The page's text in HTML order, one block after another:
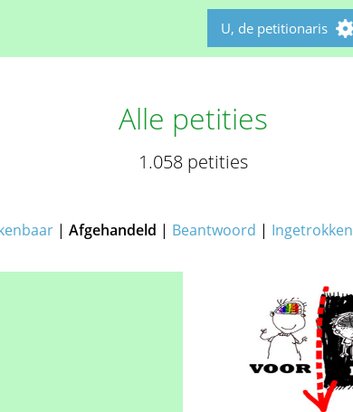
U, de petitionaris
Alle petities
1.058 petities
| Afgehandeld | Beantwoord | Ingetrokken